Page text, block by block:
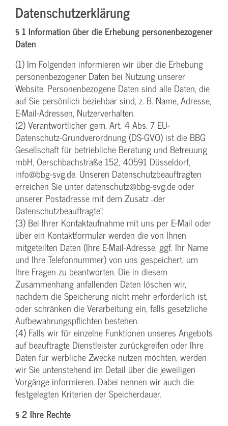
Datenschutzerklärung
§ 1 Information über die Erhebung personenbezogener
Daten
(1) Im Folgenden informieren wir über die Erhebung
personenbezogener Daten bei Nutzung unserer
Website. Personenbezogene Daten sind alle Daten, die
auf Sie persönlich beziehbar sind, z. B. Name, Adresse,
E-Mail-Adressen, Nutzerverhalten.
(2) Verantwortlicher gem. Art. 4 Abs. 7 EU-
Datenschutz-Grundverordnung (DS-GVO) ist die BBG
Gesellschaft für betriebliche Beratung und Betreuung
mbH, Oerschbachstraße 152, 40591 Düsseldorf,
info@bbg-svg.de. Unseren Datenschutzbeauftragten
erreichen Sie unter datenschutz@bbg-svg.de oder
unserer Postadresse mit dem Zusatz „der
Datenschutzbeauftragte“.
(3) Bei Ihrer Kontaktaufnahme mit uns per E-Mail oder
über ein Kontaktformular werden die von Ihnen
mitgeteilten Daten (Ihre E-Mail-Adresse, ggf. Ihr Name
und Ihre Telefonnummer) von uns gespeichert, um
Ihre Fragen zu beantworten. Die in diesem
Zusammenhang anfallenden Daten löschen wir,
nachdem die Speicherung nicht mehr erforderlich ist,
oder schränken die Verarbeitung ein, falls gesetzliche
Aufbewahrungspflichten bestehen.
(4) Falls wir für einzelne Funktionen unseres Angebots
auf beauftragte Dienstleister zurückgreifen oder Ihre
Daten für werbliche Zwecke nutzen möchten, werden
wir Sie untenstehend im Detail über die jeweiligen
Vorgänge informieren. Dabei nennen wir auch die
festgelegten Kriterien der Speicherdauer.
§ 2 Ihre Rechte